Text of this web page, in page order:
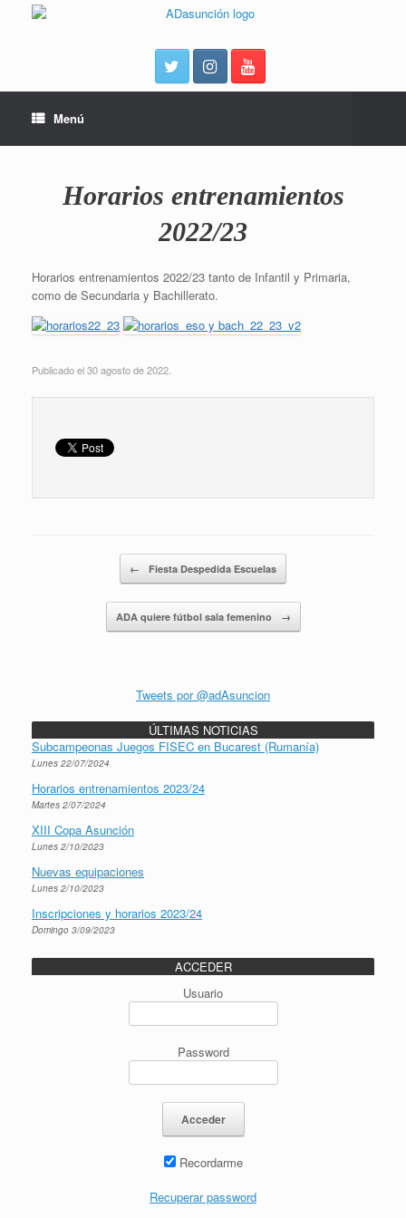
Menú
Horarios entrenamientos
2022/23
Horarios entrenamientos 2022/23 tanto de Infantil y Primaria,
como de Secundaria y Bachillerato.
Publicado el 30 agosto de 2022.
← Fiesta Despedida Escuelas
ADA quiere fútbol sala femenino →
Tweets por @adAsuncion
ÚLTIMAS NOTICIAS
Subcampeonas Juegos FISEC en Bucarest (Rumanía)
Lunes 22/07/2024
Horarios entrenamientos 2023/24
Martes 2/07/2024
XIII Copa Asunción
Lunes 2/10/2023
Nuevas equipaciones
Lunes 2/10/2023
Inscripciones y horarios 2023/24
Domingo 3/09/2023
ACCEDER
Usuario
Password
Recordarme
Recuperar password